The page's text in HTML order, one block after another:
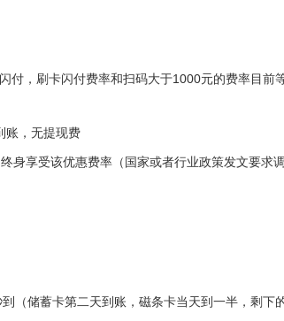
付，刷卡闪付费率和扫码大于1000元的费率目前
账，无提现费
身享受该优惠费率（国家或者行业政策发文要求调
（储蓄卡第二天到账，磁条卡当天到一半，剩下